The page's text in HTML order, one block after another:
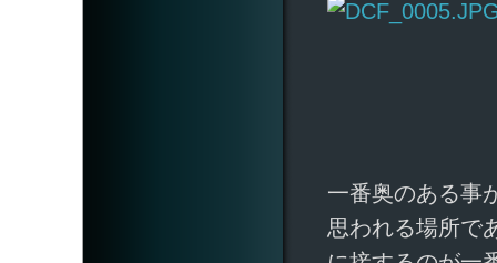
一番奥のある事
思われる場所で